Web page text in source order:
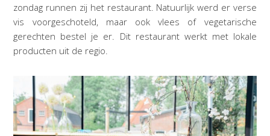
zondag runnen zij het restaurant. Natuurlijk werd er verse
vis voorgeschoteld, maar ook vlees of vegetarische
gerechten bestel je er. Dit restaurant werkt met lokale
producten uit de regio.